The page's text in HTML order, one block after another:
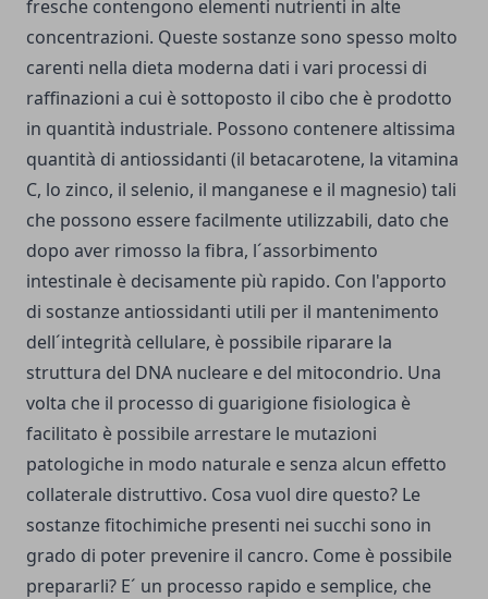
fresche contengono elementi nutrienti in alte
concentrazioni. Queste sostanze sono spesso molto
carenti nella dieta moderna dati i vari processi di
raffinazioni a cui è sottoposto il cibo che è prodotto
in quantità industriale. Possono contenere altissima
quantità di antiossidanti (il betacarotene, la vitamina
C, lo zinco, il selenio, il manganese e il magnesio) tali
che possono essere facilmente utilizzabili, dato che
dopo aver rimosso la fibra, l´assorbimento
intestinale è decisamente più rapido. Con l'apporto
di sostanze antiossidanti utili per il mantenimento
dell´integrità cellulare, è possibile riparare la
struttura del DNA nucleare e del mitocondrio. Una
volta che il processo di guarigione fisiologica è
facilitato è possibile arrestare le mutazioni
patologiche in modo naturale e senza alcun effetto
collaterale distruttivo. Cosa vuol dire questo? Le
sostanze fitochimiche presenti nei succhi sono in
grado di poter prevenire il cancro. Come è possibile
prepararli? E´ un processo rapido e semplice, che